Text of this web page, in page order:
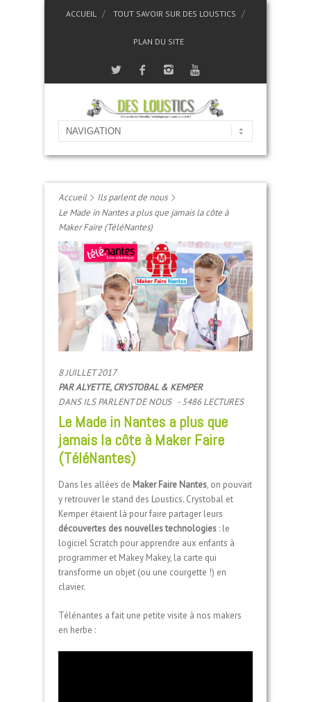
ACCUEIL TOUT SAVOIR SUR DES LOUSTICS
PLAN DU SITE
Accueil
Ils parlent de nous
Le Made in Nantes a plus que jamais la côte à
Maker Faire (TéléNantes)
8 JUILLET 2017
PARALYETTE, CRYSTOBAL & KEMPER
DANSILS PARLENT DE NOUS - 5486 LECTURES
Le Made in Nantes a plus que
jamais la côte à Maker Faire
(TéléNantes)
Dans les allées de Maker Faire Nantes, on pouvait
y retrouver le stand des Loustics. Crystobal et
Kemper étaient là pour faire partager leurs
découvertes des nouvelles technologies : le
logiciel Scratch pour apprendre aux enfants à
programmer et Makey Makey, la carte qui
transforme un objet (ou une courgette !) en
clavier.
Télénantes a fait une petite visite à nos makers
en herbe :